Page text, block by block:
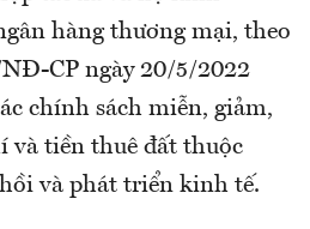
hàng thương mại, theo
CP ngày 20/5/2022
chính sách miễn, giảm,
và tiền thuê đất thuộc
và phát triển kinh tế.